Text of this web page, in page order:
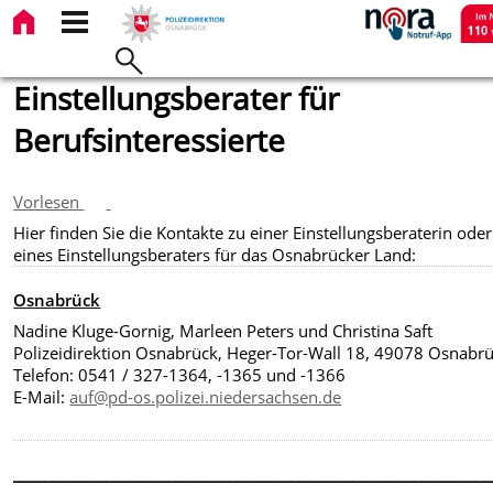
Einstellungsberater für
Berufsinteressierte
Vorlesen
Hier finden Sie die Kontakte zu einer Einstellungsberaterin oder
eines Einstellungsberaters für das Osnabrücker Land:
Osnabrück
Nadine Kluge-Gornig, Marleen Peters und Christina Saft
Polizeidirektion Osnabrück, Heger-Tor-Wall 18, 49078
Telefon: 0541 / 327-1364, -1365 und -1366
E-Mail:auf@pd-os.polizei.niedersachsen.de